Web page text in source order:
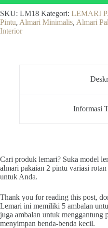
Jati,
Almari
Baju
Variasi
SKU: LM18 Kategori: LEMARI
Pintu, Almari Minimalis, Almari
Interior
Informasi
Cari produk lemari? Suka model
almari pakaian 2 pintu variasi
untuk Anda.
Thank you for reading this post,
Lemari ini memiliki 5 ambalan
juga ambalan untuk menggantung
menyimpan benda-benda kecil.